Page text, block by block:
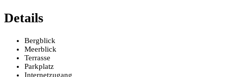
Details
Bergblick
Meerblick
Terrasse
Parkplatz
Internetzugang